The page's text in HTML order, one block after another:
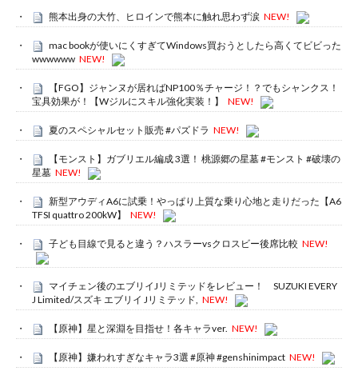
熊本出身の大竹、ヒロインで熊本に触れ思わず涙 NEW!
mac bookが使いにくすぎてWindows買おうとしたら高くてビビった
wwwwww NEW!
【FGO】ジャンヌが居ればNP100％チャージ！？でもシャンクス！
宝具効果が！【Wジルにスキル強化実装！】
NEW!
夏のスペシャルセット販売 #パズドラ NEW!
【モンスト】ガブリエル編成 3選！ 桃源郷の星墓 #モンスト #破壊の
星墓 NEW!
新型アウディA6に試乗！やっぱり上質な乗り心地と走りだった【A6
TFSI quattro 200kW】
NEW!
子ども目線で見ると違う？ハスラーvsクロスビー後席比較 NEW!
マイチェン後のエブリイJリミテッドをレビュー！ SUZUKI EVERY
J Limited/スズキ エブリイ Jリミテッド, NEW!
【原神】星と深淵を目指せ！各キャラver. NEW!
【原神】嫌われすぎなキャラ3選 #原神 #genshinimpact NEW!